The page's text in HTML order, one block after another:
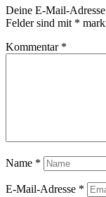
Deine E-Mail-
Felder sind mit *
Kommentar *
Name *
E-Mail-Adresse *